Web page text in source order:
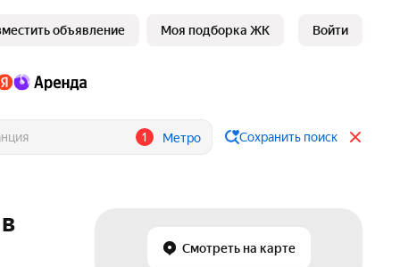
объявление Моя подборка ЖК Войти
1 Метро Сохранить поиск
Смотреть на карте